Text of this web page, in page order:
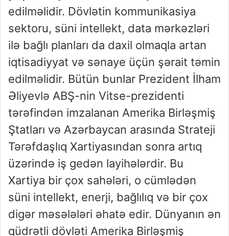
edilməlidir. Dövlətin kommunikasiya
sektoru, süni intellekt, data mərkəzləri
ilə bağlı planları da daxil olmaqla artan
iqtisadiyyat və sənaye üçün şərait təmin
edilməlidir. Bütün bunlar Prezident İlham
Əliyevlə ABŞ-nin Vitse-prezidenti
tərəfindən imzalanan Amerika Birləşmiş
Ştatları və Azərbaycan arasında Strateji
Tərəfdaşlıq Xartiyasından sonra artıq
üzərində iş gedən layihələrdir. Bu
Xartiya bir çox sahələri, o cümlədən
süni intellekt, enerji, bağlılıq və bir çox
digər məsələləri əhatə edir. Dünyanın ən
qüdrətli dövləti Amerika Birləşmiş